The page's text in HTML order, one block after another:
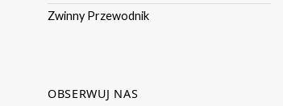
Zwinny Przewodnik
OBSERWUJ NAS